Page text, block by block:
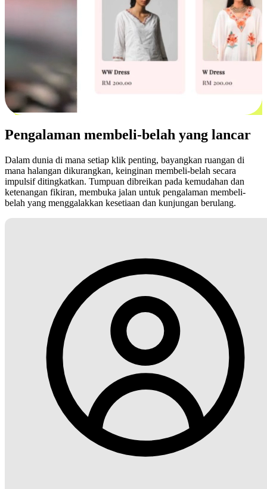
Pengalaman membeli-belah yang lancar
Dalam dunia di mana setiap klik penting, bayangkan ruangan di
mana halangan dikurangkan, keinginan membeli-belah secara
impulsif ditingkatkan. Tumpuan dibreikan pada kemudahan dan
ketenangan fikiran, membuka jalan untuk pengalaman membeli-
belah yang menggalakkan kesetiaan dan kunjungan berulang.